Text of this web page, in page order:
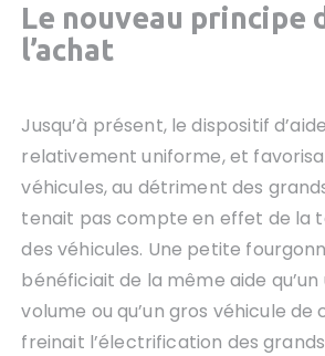
Le nouveau principe
l’achat
Jusqu’à présent, le dispositif
relativement uniforme, et
véhicules, au détriment des
tenait pas compte en effet de la
des véhicules. Une petite
bénéficiait de la même aide
volume ou qu’un gros véhicule de
freinait l’électrification des